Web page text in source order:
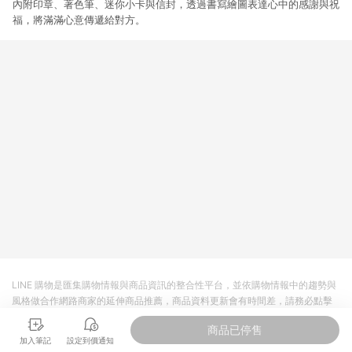
3. 訂單回饋金額將扣除運費/購物金/超贈點/福利金/紅利折抵/折
價券等虛擬貨幣折抵 4. 大宗採購或批發轉賣不具回饋資格： 如
內附印章、著色筆、迷你小卡與信封，透過書寫繪圖表達心中的感謝與祝
福，將滿滿心意傳遞給對方。
加入筆記 設定到價通知
商品已停售
LINE 購物是匯集購物情報與商品資訊的整合性平台，並依購物情報中的趨勢與
風格做合作網路商家的延伸商品推薦，商品資料更新會有時間差，請務必點擊
商品至各合作網路商家，確認現售價與購物條件，一切資訊以合作廠商網頁為
準。